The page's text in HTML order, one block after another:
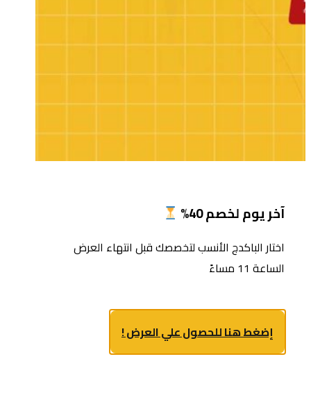
آخر يوم لخصم 40%
اختار الباكدج الأنسب لتخصصك قبل انتهاء العرض
الساعة 11 مساءً
إضغط هنا للحصول علي العرض !